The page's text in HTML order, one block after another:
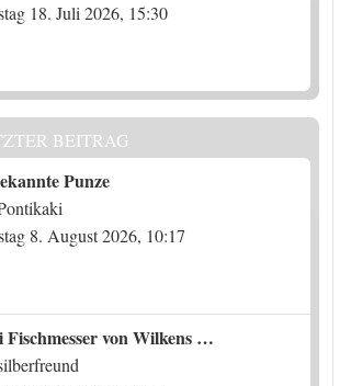
18. Juli 2026, 15:30
BEITRAG
BeitragPunze
8. August 2026, 10:17
Beitrag
Fischmesser von Wilkens …